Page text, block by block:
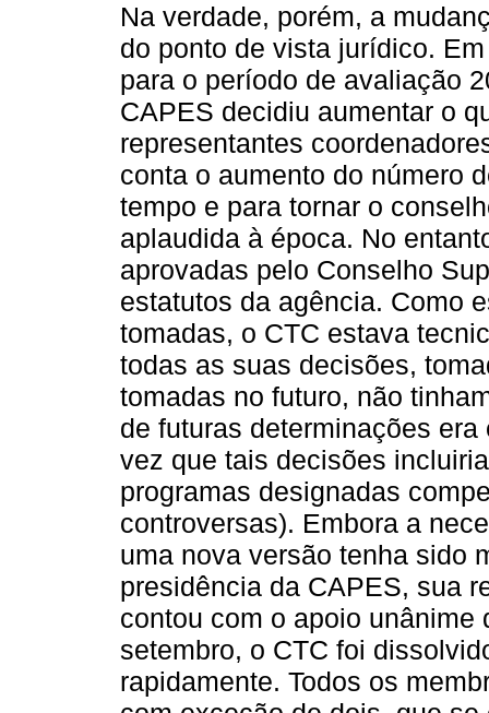
Na verdade, porém, a
do ponto de vista jurídico.
para o período de avaliação
CAPES decidiu aumentar o
representantes
conta o aumento do número
tempo e para tornar o
aplaudida à época. No
aprovadas pelo Conselho
estatutos da agência. Como
tomadas, o CTC estava
todas as suas decisões,
tomadas no futuro, não
de futuras determinações
vez que tais decisões
programas designadas
controversas). Embora a
uma nova versão tenha sido
presidência da CAPES, sua
contou com o apoio unânime
setembro, o CTC foi
rapidamente. Todos os